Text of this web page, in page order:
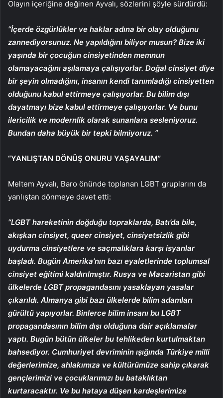
Olayın içeriğine değinen Ayvalı, sözlerini şöyle sürdürdü:
“İçerde özgürlükler ve haklar adına bir olay olduğunu
zannediyorsunuz. Ne yapıldığını biliyor musun? Bize iki
yaşında bir çocuğun cinsiyetinden memnun
olamayacağını aşılamaya çalışıyorlar. Doğal cinsiyet diye
bir şeyin olmadığını, insanın kendi tanımladığı cinsiyetten
olduğunu kabul ettirmeye çalışıyorlar. Bu bilim dışı
dayatmayı bize kabul ettirmeye çalışıyorlar. Ve bunu
ilericilik ve modernlik olarak sunanlara sesleniyoruz.
Bundan daha büyük bir tepki bilmiyoruz. ”
“YANLIŞTAN DÖNÜŞ ONURU YAŞAYALIM”
Meltem Ayvalı, Baro önünde toplanan LGBT gruplarını da
yanlıştan dönmeye davet etti:
“LGBT hareketinin doğduğu topraklarda, Batı’da bile,
akışkan cinsiyet, queer cinsiyet, cinsiyetsizlik gibi
uydurma cinsiyetlere ve saçmalıklara karşı isyanlar
başladı. Bugün Amerika’nın bazı eyaletlerinde toplumsal
cinsiyet eğitimi kaldırılmıştır. Rusya ve Macaristan gibi
ülkelerde LGBT propagandasını yasaklayan yasalar
çıkarıldı. Almanya gibi bazı ülkelerde bilim adamları
gürültü yapıyorlar. Binlerce bilim insanı bu LGBT
propagandasının bilim dışı olduğuna dair açıklamalar
yaptı. Bugün bütün ülkeler bu tehlikeden kurtulmaktan
bahsediyor. Cumhuriyet devriminin ışığında Türkiye milli
değerlerimize, ahlakımıza ve kültürümüze sahip çıkarak
gençlerimizi ve çocuklarımızı bu bataklıktan
kurtaracaktır. Ve bu hataya düşen kardeşlerimize